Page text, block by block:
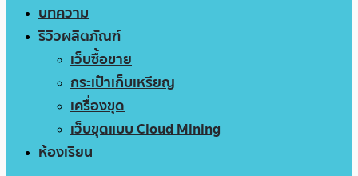
บทความ
รีวิวผลิตภัณฑ์
เว็บซื้อขาย
กระเป๋าเก็บเหรียญ
เครื่องขุด
เว็บขุดแบบ Cloud Mining
ห้องเรียน